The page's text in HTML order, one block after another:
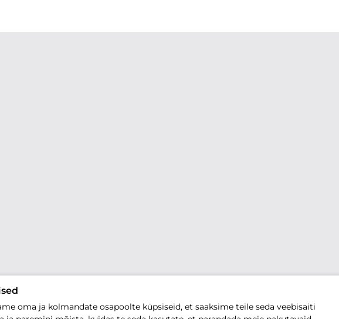
oma ja kolmandate osapoolte küpsiseid, et saaksime teile seda veebisaiti